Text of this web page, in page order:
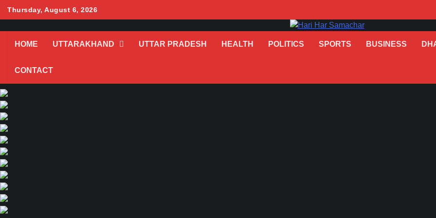
Thursday, August 6, 2026
HOME UTTARAKHAND UTTAR PRADESH HEALTH POLITICS SPORTS BUSINESS
CONTACT